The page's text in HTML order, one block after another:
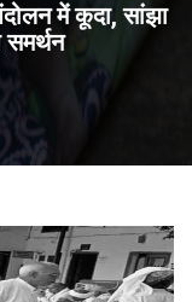
में कूदा, सांझा
समर्थन